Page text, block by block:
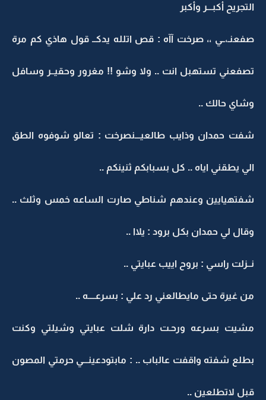
التجريح أكبـــر وأكبر
صفعنـ،ــي ،، صرخت آآه : قص اتلله يدكــ قول هاذي كم مرة
تصفعني تستهبل انت .. ولا وشو !! مغرور وحقيــر وسافل
وشاي حالك ..
شفت حمدان وذايب طالعيـــنصرخت : تعالو شوفوه الطق
الي يطقني اياه .. كل بسبابكم ثنينكم ..
شفتهيايين وعندهم شناطي صارت الساعه خمس وثلث ..
وقال لي حمدان بكل برود : يلاا ..
نــزلت راسي : بروح اييب عبايتي ..
من غيرة حتى مايطالعني رد علي : بسرعــــه ..
مشيت بسرعه ورحـت دارة شلت عبايتي وشيلتي وكنت
بطلع شفته واقفت عالباب .. : مابتودعينـــي حرمتي المصون
قبل لاتطلعين ..